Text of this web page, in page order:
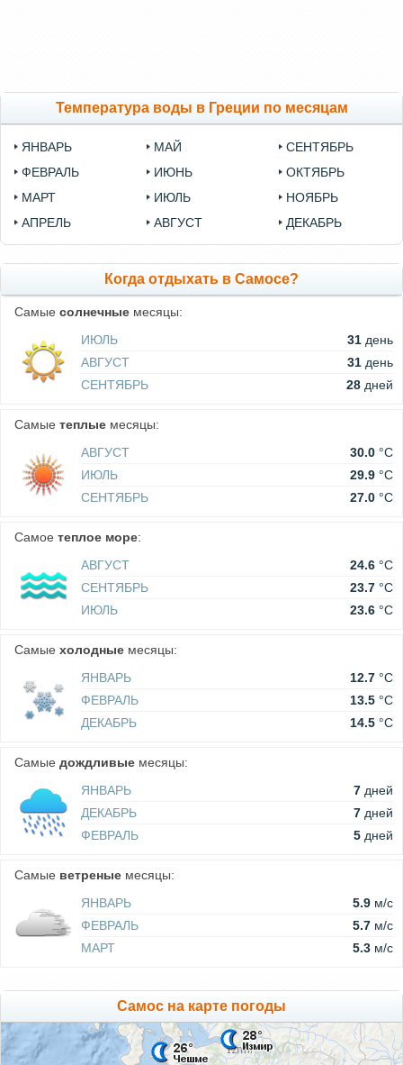
Температура воды в Греции по месяцам
ЯНВАРЬ
ФЕВРАЛЬ
МАРТ
АПРЕЛЬ
МАЙ
ИЮНЬ
ИЮЛЬ
АВГУСТ
СЕНТЯБРЬ
ОКТЯБРЬ
НОЯБРЬ
ДЕКАБРЬ
Когда отдыхать в Самосе?
Самые солнечные месяцы:
ИЮЛЬ
31 день
АВГУСТ
31 день
СЕНТЯБРЬ
28 дней
Самые теплые месяцы:
АВГУСТ
30.0 °C
ИЮЛЬ
29.9 °C
СЕНТЯБРЬ
27.0 °C
Самое теплое море:
АВГУСТ
24.6 °C
СЕНТЯБРЬ
23.7 °C
ИЮЛЬ
23.6 °C
Самые холодные месяцы:
ЯНВАРЬ
12.7 °C
ФЕВРАЛЬ
13.5 °C
ДЕКАБРЬ
14.5 °C
Самые дождливые месяцы:
ЯНВАРЬ
7 дней
ДЕКАБРЬ
7 дней
ФЕВРАЛЬ
5 дней
Самые ветреные месяцы:
ЯНВАРЬ
5.9 м/c
ФЕВРАЛЬ
5.7 м/c
МАРТ
5.3 м/c
Самос на карте погоды